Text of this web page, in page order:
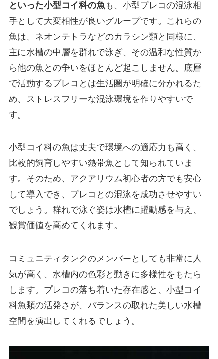
といった小型コイ科の魚 も、小型プレコの混泳相
手として大変相性が良いグループです。これらの
魚は、ネオンテトラなどのカラシン類と同様に、
主に水槽の中層を群れで泳ぎ、その温和な性質か
ら他の魚との争いをほとんど起こしません。底層
で活動するプレコとは生活圏が明確に分かれるた
め、ストレスフリーな混泳環境を作りやすいで
す。
小型コイ科の魚は丈夫で環境への適応力も高く、
比較的飼育しやすい熱帯魚として知られていま
す。そのため、アクアリウム初心者の方でも安心
して導入でき、プレコとの混泳を成功させやすい
でしょう。群れで泳ぐ姿は水槽に躍動感を与え、
観賞価値を高めてくれます。
コミュニティタンクのメンバーとしても非常に人
気が高く、水槽内の色彩と動きに多様性をもたら
します。プレコの落ち着いた存在感と、小型コイ
科魚類の活発さが、バランスの取れた美しい水槽
空間を演出してくれるでしょう。